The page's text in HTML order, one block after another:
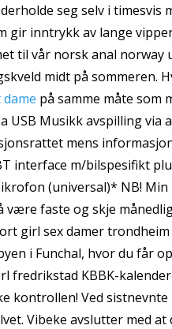
seg selv i timesvis
gir inntrykk av lange
til vår norsk anal norway
midt på sommeren.
på samme måte som
Musikk avspilling via
mens
interface m/bilspesifikt
(universal)* NB!
faste og skje
girl sex damer
i Funchal, hvor du får
KBBK-
kontrollen! Ved
Vibeke avslutter med